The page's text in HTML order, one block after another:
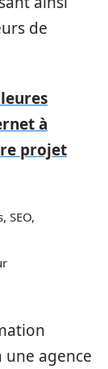
de
à
projet
SEO,
agence